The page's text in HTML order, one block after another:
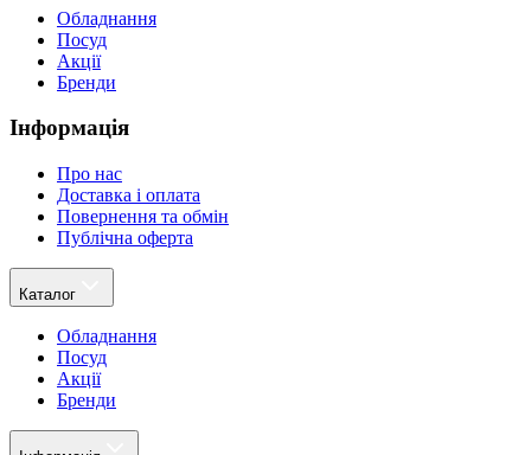
Обладнання
Посуд
Акції
Бренди
Інформація
Про нас
Доставка і оплата
Повернення та обмін
Публічна оферта
Каталог
Обладнання
Посуд
Акції
Бренди